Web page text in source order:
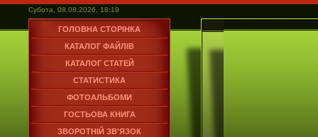
Субота, 08.08.2026, 18:19
ГОЛОВНА СТОРІНКА
КАТАЛОГ ФАЙЛІВ
КАТАЛОГ СТАТЕЙ
СТАТИСТИКА
ФОТОАЛЬБОМИ
ГОСТЬОВА КНИГА
ЗВОРОТНІЙ ЗВ'ЯЗОК